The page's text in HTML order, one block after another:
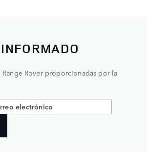
Rover proporcionadas por la